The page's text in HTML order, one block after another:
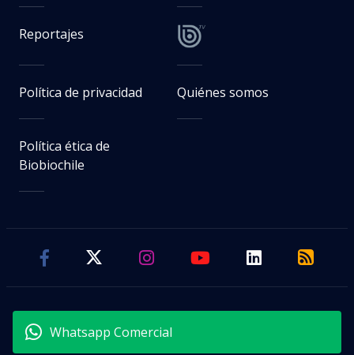
Reportajes
Política de privacidad Quiénes somos
Política ética de
Biobiochile
Whatsapp Comercial